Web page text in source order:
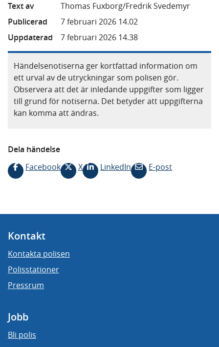
Text av
Thomas Fuxborg/Fredrik Svedemyr
Publicerad
7 februari 2026 14.02
Uppdaterad
7 februari 2026 14.38
Händelsenotiserna ger kortfattad information om
ett urval av de utryckningar som polisen gör.
Observera att det är inledande uppgifter som ligger
till grund för notiserna. Det betyder att uppgifterna
kan komma att ändras.
Dela händelse
Facebook
X LinkedIn E-post
Kontakt
Kontakta polisen
Polisstationer
Pressrum
Jobb
Bli polis